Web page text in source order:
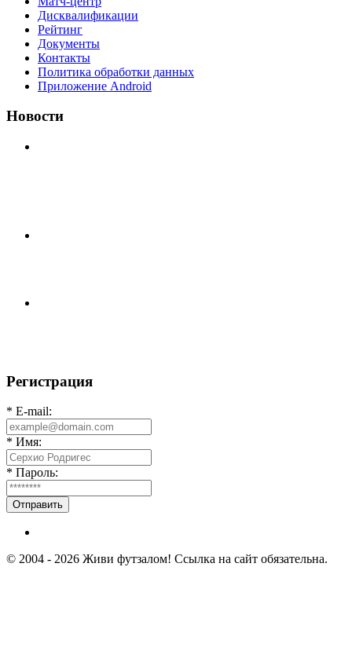
Дисквалификации
Рейтинг
Документы
Контакты
Политика обработки данных
Приложение Android
Новости
Регистрация
* E-mail:
* Имя:
* Пароль:
Отправить
© 2004 - 2026 Живи футзалом! Ссылка на сайт обязательна.